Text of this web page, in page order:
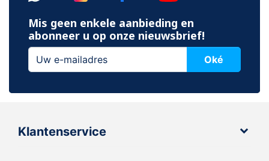
Mis geen enkele aanbieding en
abonneer u op onze nieuwsbrief!
Oké
Klantenservice